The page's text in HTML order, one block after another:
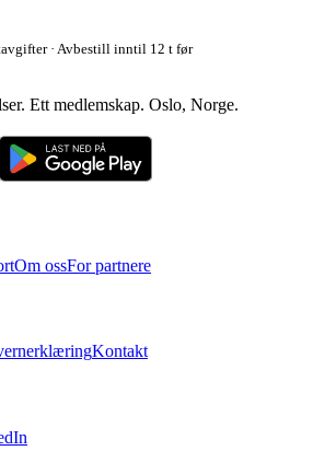
· Avbestill inntil 12 t før
Ett medlemskap. Oslo, Norge.
Om ossFor partnere
Kontakt